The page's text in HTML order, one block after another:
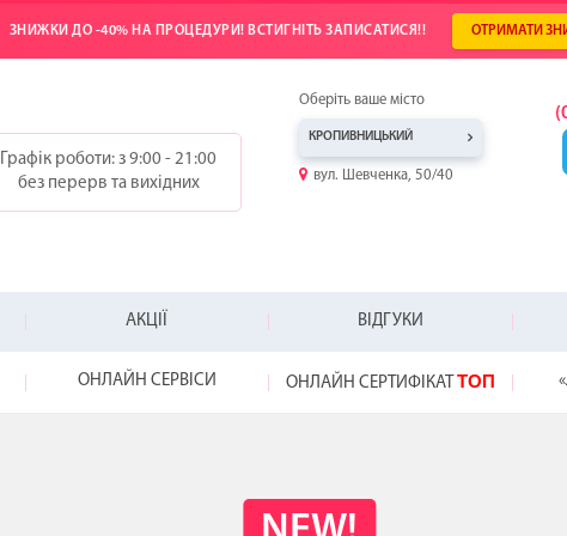
ЗНИЖКИ ДО -40% НА ПРОЦЕДУРИ! ВСТИГНІТЬ ЗАПИСАТИСЯ!! ОТРИМАТИ
Графік роботи: з 9:00 - 21:00
без перерв та вихідних
Оберіть ваше місто
КРОПИВНИЦЬКИЙ
вул. Шевченка, 50/40
АКЦІЇ ВІДГУКИ
ОНЛАЙН СЕРВІСИ ОНЛАЙН СЕРТИФІКАТ ТОП
WOW!
ТОПHYDRAFACIAL
-20%ВІДКРИЙ СВІЙ
ПОДАРУНОК